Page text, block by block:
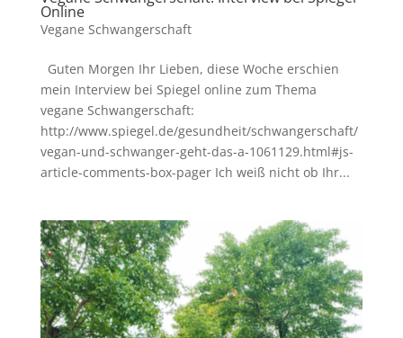
Online
Vegane Schwangerschaft
Guten Morgen Ihr Lieben, diese Woche erschien
mein Interview bei Spiegel online zum Thema
vegane Schwangerschaft:
http://www.spiegel.de/gesundheit/schwangerschaft/
vegan-und-schwanger-geht-das-a-1061129.html#js-
article-comments-box-pager Ich weiß nicht ob Ihr...